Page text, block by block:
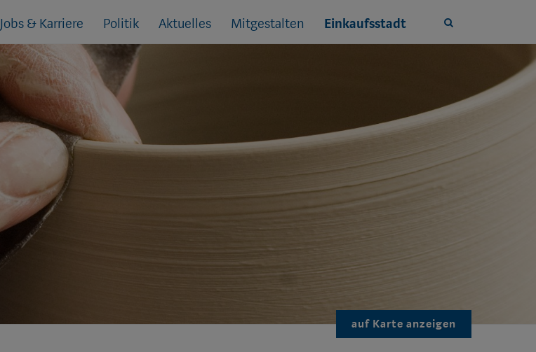
Jobs & Karriere Politik Aktuelles Mitgestalten Einkaufsstadt
Site
auf Karte anzeigen